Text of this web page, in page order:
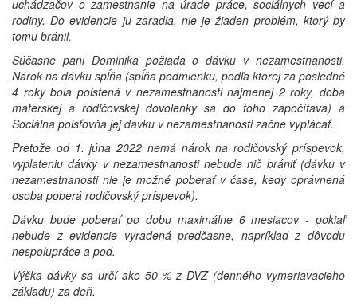
uchádzačov o zamestnanie na úrade práce, sociálnych vecí a
rodiny. Do evidencie ju zaradia, nie je žiaden problém, ktorý by
tomu bránil.
Súčasne pani Dominika požiada o dávku v nezamestnanosti.
Nárok na dávku spĺňa (spĺňa podmienku, podľa ktorej za posledné
4 roky bola poistená v nezamestnanosti najmenej 2 roky, doba
materskej a rodičovskej dovolenky sa do toho započítava) a
Sociálna poisťovňa jej dávku v nezamestnanosti začne vyplácať.
Pretože od 1. júna 2022 nemá nárok na rodičovský príspevok,
vyplateniu dávky v nezamestnanosti nebude nič brániť (dávku v
nezamestnanosti nie je možné poberať v čase, kedy oprávnená
osoba poberá rodičovský príspevok).
Dávku bude poberať po dobu maximálne 6 mesiacov - pokiaľ
nebude z evidencie vyradená predčasne, napríklad z dôvodu
nespolupráce a pod.
Výška dávky sa určí ako 50 % z DVZ (denného vymeriavacieho
základu) za deň.